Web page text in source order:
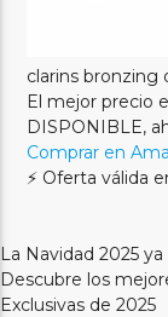
clarins bronzing
El mejor precio
DISPONIBLE,
Comprar en
⚡ Oferta válida
La Navidad 2025
Descubre los
Exclusivas de 2025